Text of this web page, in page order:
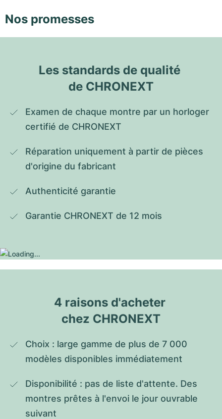
Nos promesses
Les standards de qualité
de CHRONEXT
Examen de chaque montre par un horloger
certifié de CHRONEXT
Réparation uniquement à partir de pièces
d'origine du fabricant
Authenticité garantie
Garantie CHRONEXT de 12 mois
4 raisons d'acheter
chez CHRONEXT
Choix : large gamme de plus de 7 000
modèles disponibles immédiatement
Disponibilité : pas de liste d'attente. Des
montres prêtes à l'envoi le jour ouvrable
suivant